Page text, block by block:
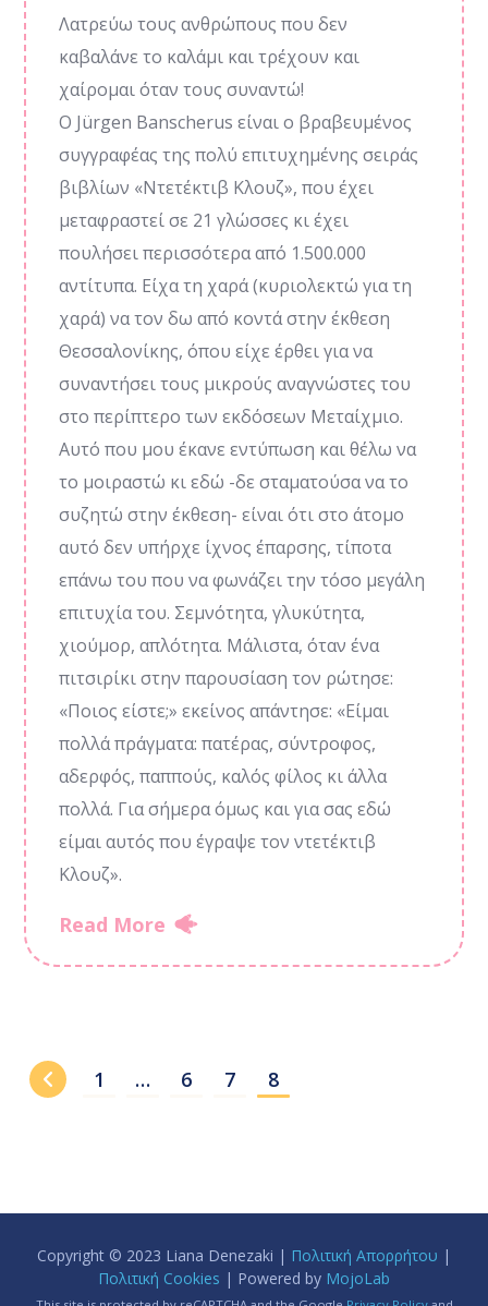
Λατρεύω τους ανθρώπους που δεν
καβαλάνε το καλάμι και τρέχουν και
χαίρομαι όταν τους συναντώ!
Ο Jürgen Banscherus είναι ο βραβευμένος
συγγραφέας της πολύ επιτυχημένης σειράς
βιβλίων «Ντετέκτιβ Κλουζ», που έχει
μεταφραστεί σε 21 γλώσσες κι έχει
πουλήσει περισσότερα από 1.500.000
αντίτυπα. Είχα τη χαρά (κυριολεκτώ για τη
χαρά) να τον δω από κοντά στην έκθεση
Θεσσαλονίκης, όπου είχε έρθει για να
συναντήσει τους μικρούς αναγνώστες του
στο περίπτερο των εκδόσεων Μεταίχμιο.
Αυτό που μου έκανε εντύπωση και θέλω να
το μοιραστώ κι εδώ -δε σταματούσα να το
συζητώ στην έκθεση- είναι ότι στο άτομο
αυτό δεν υπήρχε ίχνος έπαρσης, τίποτα
επάνω του που να φωνάζει την τόσο μεγάλη
επιτυχία του. Σεμνότητα, γλυκύτητα,
χιούμορ, απλότητα. Μάλιστα, όταν ένα
πιτσιρίκι στην παρουσίαση τον ρώτησε:
«Ποιος είστε;» εκείνος απάντησε: «Είμαι
πολλά πράγματα: πατέρας, σύντροφος,
αδερφός, παππούς, καλός φίλος κι άλλα
πολλά. Για σήμερα όμως και για σας εδώ
είμαι αυτός που έγραψε τον ντετέκτιβ
Κλουζ».
Read More
1 … 6 7 8
Copyright © 2023 Liana Denezaki | Πολιτική Απορρήτου |
Πολιτική Cookies | Powered by MojoLab